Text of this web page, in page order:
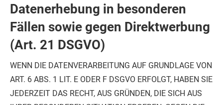
Datenerhebung in besonderen
Fällen sowie gegen Direktwerbung
(Art. 21 DSGVO)
WENN DIE DATENVERARBEITUNG AUF GRUNDLAGE VON
ART. 6 ABS. 1 LIT. E ODER F DSGVO ERFOLGT, HABEN SIE
JEDERZEIT DAS RECHT, AUS GRÜNDEN, DIE SICH AUS